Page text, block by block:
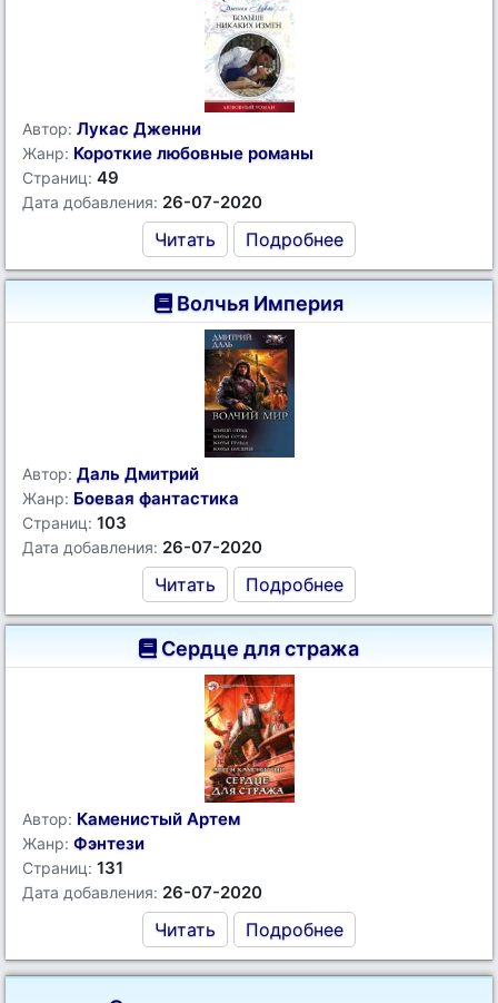
Автор: Лукас Дженни
Жанр: Короткие любовные романы
Страниц: 49
Дата добавления: 26-07-2020
Читать Подробнее
Волчья Империя
Автор: Даль Дмитрий
Жанр: Боевая фантастика
Страниц: 103
Дата добавления: 26-07-2020
Читать Подробнее
Сердце для стража
Автор: Каменистый Артем
Жанр: Фэнтези
Страниц: 131
Дата добавления: 26-07-2020
Читать Подробнее